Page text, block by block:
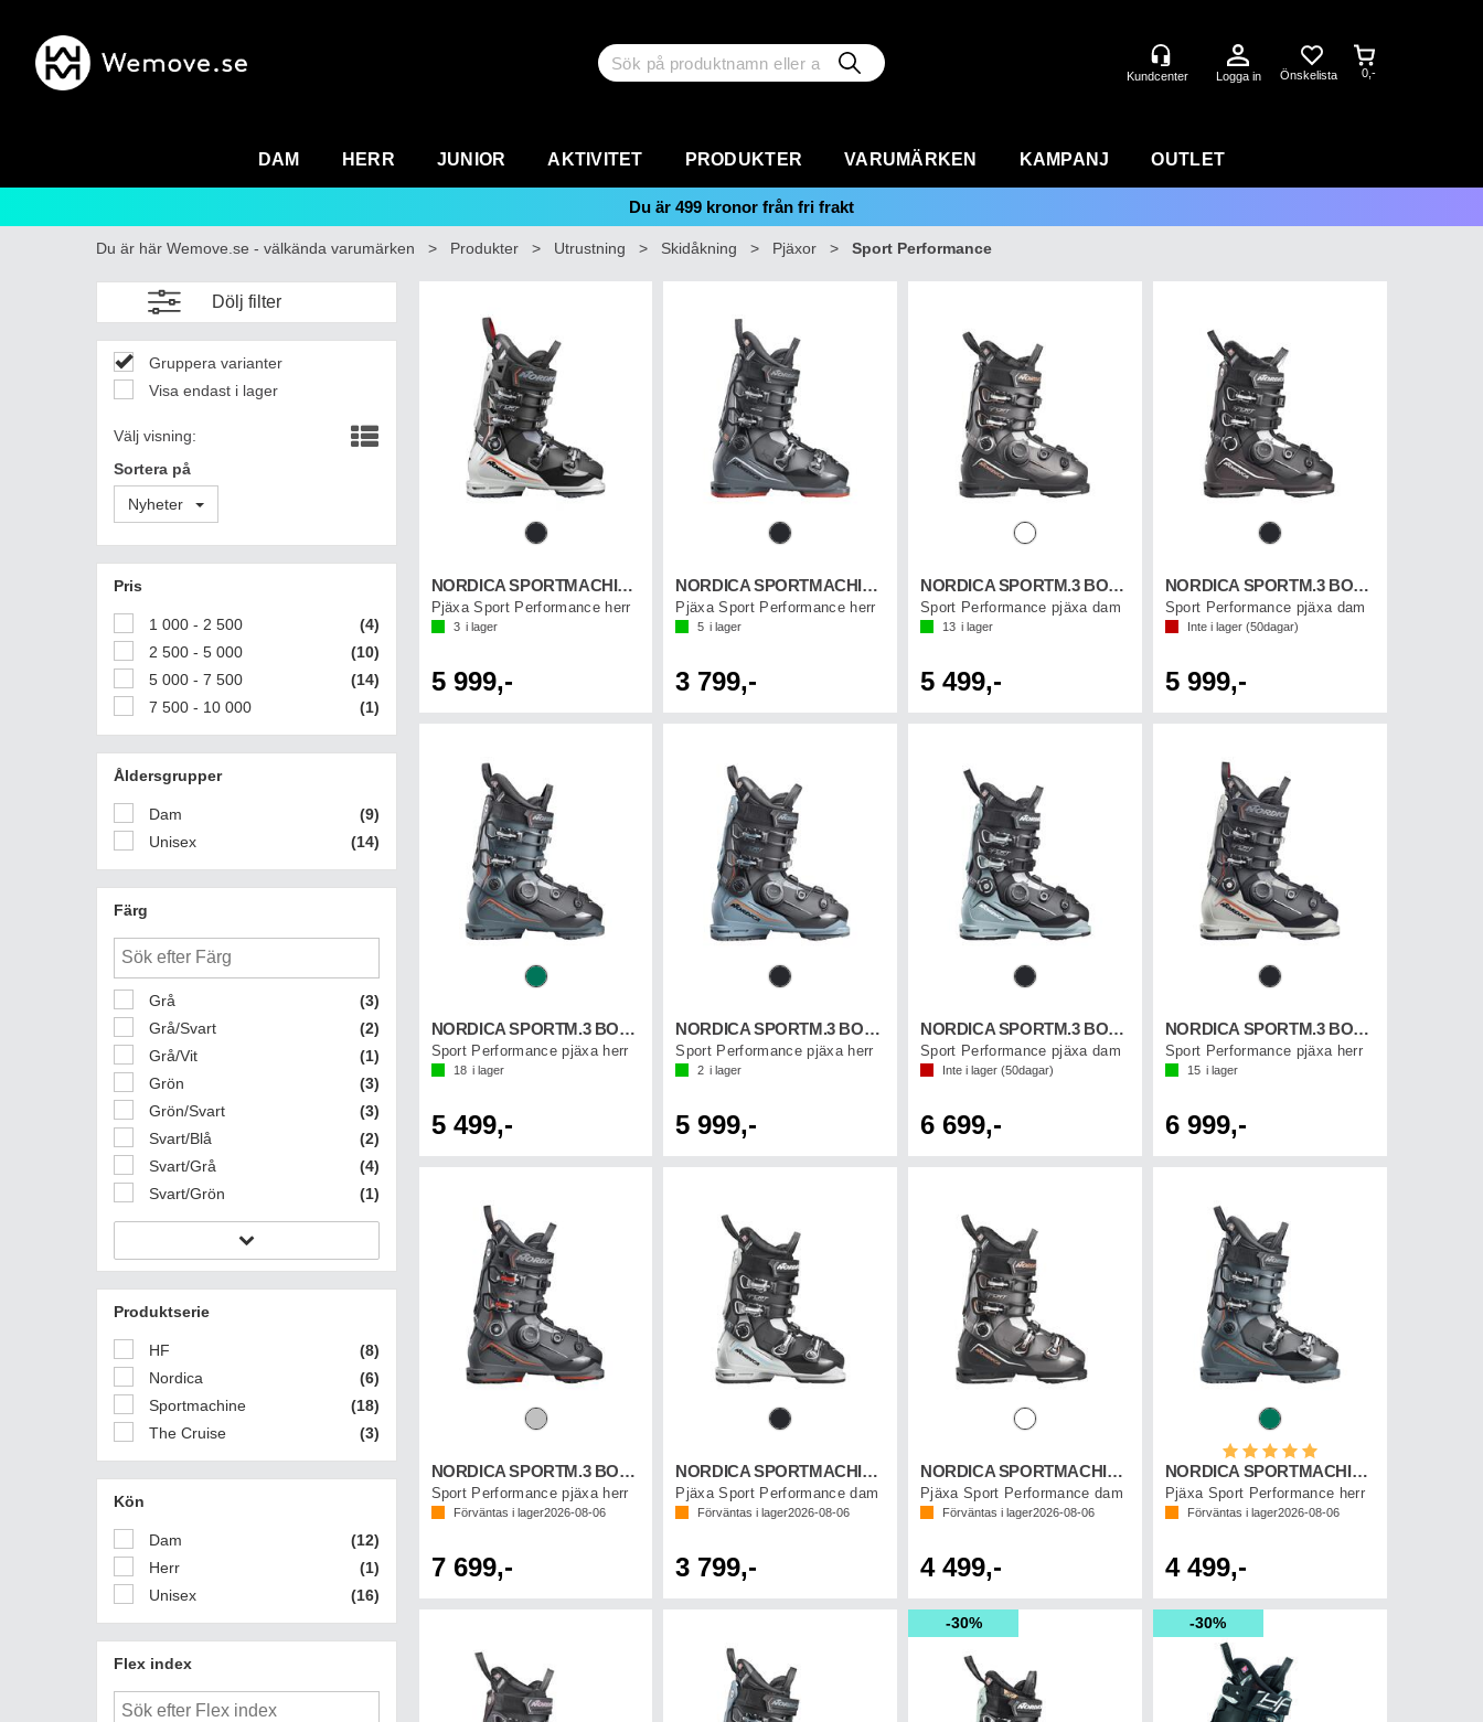
Logga in 0,-
DAM HERR JUNIOR AKTIVITET PRODUKTER VARUMÄRKEN KAMPANJ OUTLET
Du är 499 kronor från fri frakt
Du är här Wemove.se - välkända varumärken > Produkter > Utrustning > Skidåkning > Pjäxor > Sport Performance
Dölj filter
Gruppera varianter
Visa endast i lager
Välj visning:
Sortera på
Nyheter
Pris
1 000 - 2 500
(4)
2 500 - 5 000
(10)
5 000 - 7 500
(14)
7 500 - 10 000
(1)
Åldersgrupper
Dam
(9)
Unisex
(14)
Färg
Grå
(3)
Grå/Svart
(2)
Grå/Vit
(1)
Grön
(3)
Grön/Svart
(3)
Svart/Blå
(2)
Svart/Grå
(4)
Svart/Grön
(1)
Produktserie
HF
(8)
Nordica
(6)
Sportmachine
(18)
The Cruise
(3)
Kön
Dam
(12)
Herr
(1)
Unisex
(16)
Flex index
NORDICA SPORTMACHINE 3 120 GW
Pjäxa Sport Performance herr
3 i lager
5 999,-
NORDICA SPORTMACHINE 3 90
Pjäxa Sport Performance herr
5 i lager
3 799,-
NORDICA SPORTM.3 BOA 85 W GW
Sport Performance pjäxa dam
13 i lager
5 499,-
NORDICA SPORTM.3 BOA 95 W GW
Sport Performance pjäxa dam
Inte i lager (50dagar)
5 999,-
NORDICA SPORTM.3 BOA 100 GW
Sport Performance pjäxa herr
18 i lager
5 499,-
NORDICA SPORTM.3 BOA 110 GW
Sport Performance pjäxa herr
2 i lager
5 999,-
NORDICA SPORTM.3 BOA 105 W GW
Sport Performance pjäxa dam
Inte i lager (50dagar)
6 699,-
NORDICA SPORTM.3 BOA 120 GW
Sport Performance pjäxa herr
15 i lager
6 999,-
NORDICA SPORTM.3 BOA 130 GW
Sport Performance pjäxa herr
Förväntas i lager2026-08-06
7 699,-
NORDICA SPORTMACHINE 3 75 W
Pjäxa Sport Performance dam
Förväntas i lager2026-08-06
3 799,-
NORDICA SPORTMACHINE 3 85 W GW
Pjäxa Sport Performance dam
Förväntas i lager2026-08-06
4 499,-
Betyg:
NORDICA SPORTMACHINE 3 100 GW
Pjäxa Sport Performance herr
Förväntas i lager2026-08-06
4 499,-
30% 30%